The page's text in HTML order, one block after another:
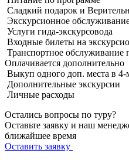
Сладкий подарок и
Экскурсионное
Услуги гида-экскурсовода
Входные билеты на
Транспортное обслуживание
Оплачивается дополнительно
Выкуп одного доп. места в 4-
Дополнительные экскурсии
Личные расходы
Остались вопросы по туру?
Оставьте заявку и наш
ближайшее время
Оставить заявку